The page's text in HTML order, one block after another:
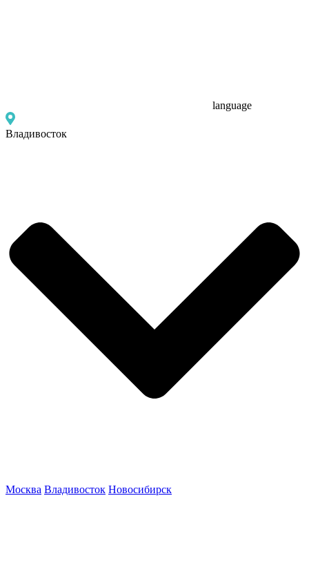
language
Владивосток
Москва Владивосток Новосибирск